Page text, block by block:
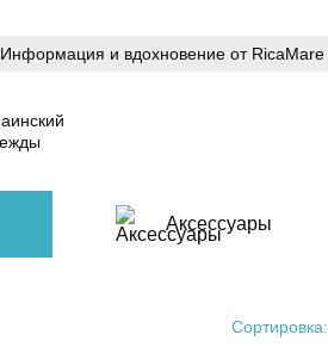
Информация и вдохновение от RicaMare
Аксессуары
Сортировка: